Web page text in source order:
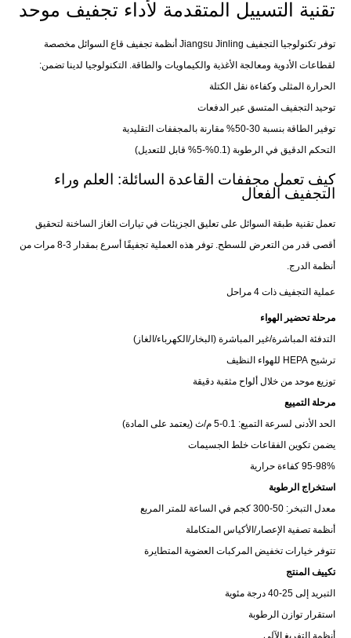
تقنية التسييل المتقدمة لأداء تجفيف موحد
توفر تكنولوجيا التجفيف Jiangsu Jinling أنظمة تجفيف قاع السوائل مخصصة
لقطاعات الأدوية ومعالجة الأغذية والكيماويات والطاقة. التكنولوجيا لدينا تضمن:
الحرارة المثلى وكفاءة نقل الكتلة
توحيد التجفيف المتسق عبر الدفعات
توفير الطاقة بنسبة 30-50% مقارنة بالمجففات التقليدية
التحكم الدقيق في الرطوبة (0.1%-5% قابل للتعديل)
كيف تعمل مجففات القاعدة السائلة: العلم وراء
التجفيف الفعال
تعمل تقنية طبقة السوائل على تعليق الجزيئات في تيارات الغاز الساخنة لتحقيق
أقصى قدر من التعرض للسطح. توفر هذه العملية تجفيفًا أسرع بمقدار 3-8 مرات من
أنظمة الدرج.
عملية التجفيف ذات 4 مراحل
مرحلة تحضير الهواء
التدفئة المباشرة/غير المباشرة (البخار/الكهرباء/الغاز)
ترشيح HEPA للهواء النظيف
توزيع موحد من خلال ألواح مثقبة دقيقة
مرحلة التمييع
الحد الأدنى لسرعة التميع: 0.1-5 م/ث (يعتمد على المادة)
يضمن تكوين الفقاعات خلط الجسيمات
95-98% كفاءة حرارية
استخراج الرطوبة
معدل التبخر: 50-300 كجم في الساعة للمتر المربع
أنظمة تصفية الإعصار/الأكياس المتكاملة
تتوفر خيارات تخفيض المركبات العضوية المتطايرة
تكييف المنتج
التبريد إلى 25-40 درجة مئوية
استقرار توازن الرطوبة
أنظمة التفريغ الآلي